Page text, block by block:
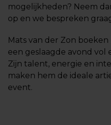
mogelijkheden? Neem
op en we bespreken
Mats van der Zon
een geslaagde avond
Zijn talent, energie en
maken hem de ideale
event.